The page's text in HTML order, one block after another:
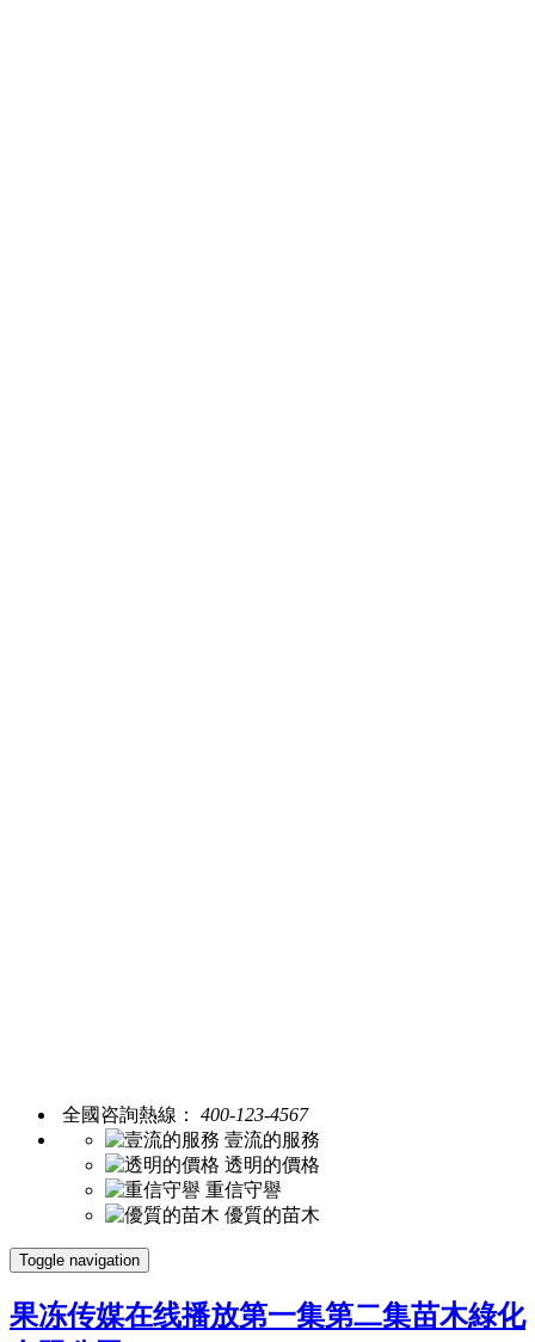
全國咨詢熱線： 400-123-4567
壹流的服務
透明的價格
重信守譽
優質的苗木
Toggle navigation
果冻传媒在线播放第一集第二集苗木綠化